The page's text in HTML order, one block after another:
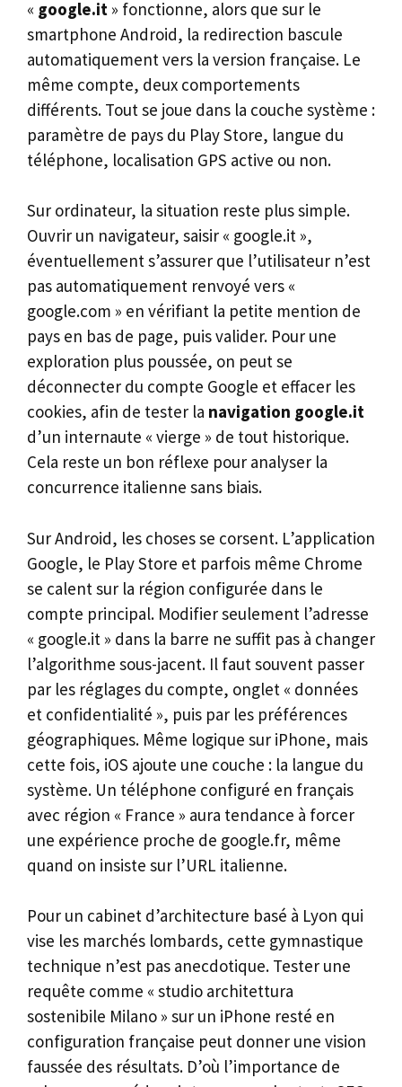
« google.it » fonctionne, alors que sur le
smartphone Android, la redirection bascule
automatiquement vers la version française. Le
même compte, deux comportements
différents. Tout se joue dans la couche système :
paramètre de pays du Play Store, langue du
téléphone, localisation GPS active ou non.
Sur ordinateur, la situation reste plus simple.
Ouvrir un navigateur, saisir « google.it »,
éventuellement s’assurer que l’utilisateur n’est
pas automatiquement renvoyé vers «
google.com » en vérifiant la petite mention de
pays en bas de page, puis valider. Pour une
exploration plus poussée, on peut se
déconnecter du compte Google et effacer les
cookies, afin de tester la navigation google.it
d’un internaute « vierge » de tout historique.
Cela reste un bon réflexe pour analyser la
concurrence italienne sans biais.
Sur Android, les choses se corsent. L’application
Google, le Play Store et parfois même Chrome
se calent sur la région configurée dans le
compte principal. Modifier seulement l’adresse
« google.it » dans la barre ne suffit pas à changer
l’algorithme sous-jacent. Il faut souvent passer
par les réglages du compte, onglet « données
et confidentialité », puis par les préférences
géographiques. Même logique sur iPhone, mais
cette fois, iOS ajoute une couche : la langue du
système. Un téléphone configuré en français
avec région « France » aura tendance à forcer
une expérience proche de google.fr, même
quand on insiste sur l’URL italienne.
Pour un cabinet d’architecture basé à Lyon qui
vise les marchés lombards, cette gymnastique
technique n’est pas anecdotique. Tester une
requête comme « studio architettura
sostenibile Milano » sur un iPhone resté en
configuration française peut donner une vision
faussée des résultats. D’où l’importance de